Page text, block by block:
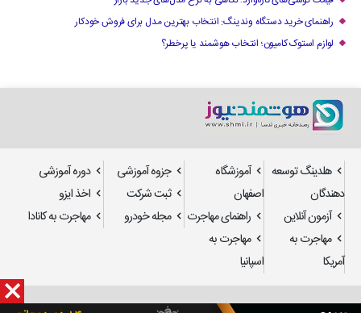
راهنمای خرید دستگاه وندینگ: انتخاب بهترین مدل برای فروش خودکار
لوازم استوک کامیون؛ انتخاب هوشمند یا پرخطر؟
هلدینگ توسعه
دهندگان
آموزشگاه
اصفهان
جزوه آموزشی
دوره آموزشی
ثبت شرکت
اخذ ایزو
آزمون آنلاین
راهنمای مهاجرت مجله خودرو
مهاجرت به کانادا
مهاجرت به
آمریکا
مهاجرت به
اسپانیا